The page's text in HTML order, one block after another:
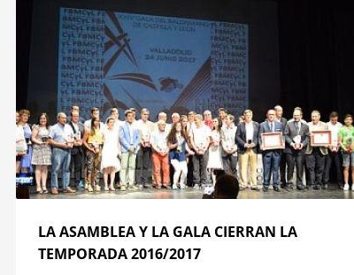
LA ASAMBLEA Y LA GALA CIERRAN LA
TEMPORADA 2016/2017